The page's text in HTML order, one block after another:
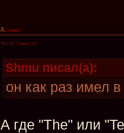
Re: О "тяжести"
Shmu писал(а):
он как раз имел
А где "The" или